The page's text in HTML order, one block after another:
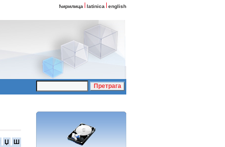
ћирилица latinica english
Џ Ш